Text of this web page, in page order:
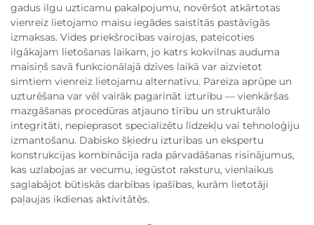
gadus ilgu uzticamu pakalpojumu, novēršot atkārtotas
vienreiz lietojamo maisu iegādes saistītās pastāvīgās
izmaksas. Vides priekšrocības vairojas, pateicoties
ilgākajam lietošanas laikam, jo katrs kokvilnas auduma
maisiņš savā funkcionālajā dzīves laikā var aizvietot
simtiem vienreiz lietojamu alternatīvu. Pareiza aprūpe un
uzturēšana var vēl vairāk pagarināt izturību — vienkāršas
mazgāšanas procedūras atjauno tīrību un strukturālo
integritāti, nepieprasot specializētu līdzekļu vai tehnoloģiju
izmantošanu. Dabisko šķiedru izturības un ekspertu
konstrukcijas kombinācija rada pārvadāšanas risinājumus,
kas uzlabojas ar vecumu, iegūstot raksturu, vienlaikus
saglabājot būtiskās darbības īpašības, kurām lietotāji
paļaujas ikdienas aktivitātēs.